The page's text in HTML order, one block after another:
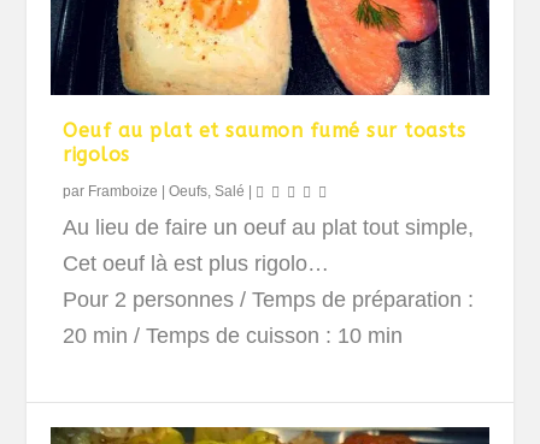
Oeuf au plat et saumon fumé sur toasts
rigolos
par Framboize |Oeufs,Salé
Au lieu de faire un oeuf au plat tout simple,
Cet oeuf là est plus rigolo…
Pour 2 personnes / Temps de préparation :
20 min / Temps de cuisson : 10 min